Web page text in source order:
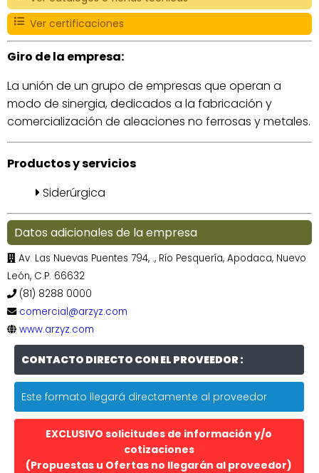
Ver certificaciones
Giro de la empresa:
La unión de un grupo de empresas que operan a
modo de sinergia, dedicados a la fabricación y
comercialización de aleaciones no ferrosas y metales.
Productos y servicios
Siderúrgica
Datos adicionales de la empresa
Av. Las Nuevas Puentes 794, ., Río Pesquería, Apodaca, Nuevo
León, C.P. 66632
(81) 8288 0000
comercial@arzyz.com
www.arzyz.com
CONTACTO DIRECTO CON EL PROVEEDOR :
Este formato llegará directamente al proveedor
EXCLUSIVO solicitudes de información y/o
cotizaciones
(Propuestas u Ofertas no llegarán al proveedor)